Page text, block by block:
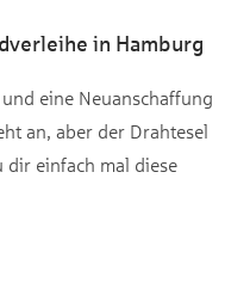
in Hamburg
eine Neuanschaffung
an, aber der Drahtesel
dir einfach mal diese